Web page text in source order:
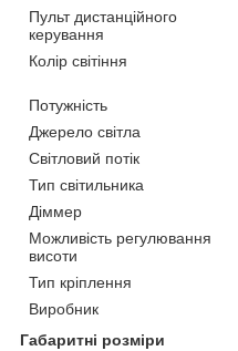
Пульт дистанційного
керування
Колір світіння
Потужність
Джерело світла
Світловий потік
Тип світильника
Діммер
Можливість регулювання
висоти
Тип кріплення
Виробник
Габаритні розміри